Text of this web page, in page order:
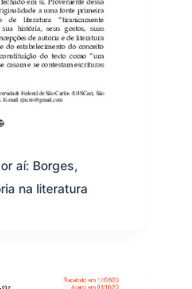
aí: Borges,
na literatura